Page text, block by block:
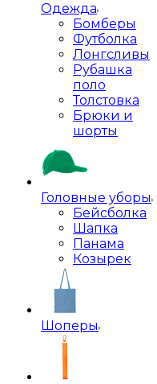
Одежда
Бомберы
Футболка
Лонгсливы
Рубашка
поло
Толстовка
Брюки и
шорты
Головные уборы
Бейсболка
Шапка
Панама
Козырек
Шоперы